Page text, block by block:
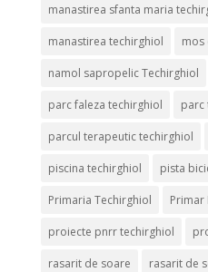
manastirea sfanta maria
manastirea techirghiol mos
namol sapropelic Techirghiol
parc faleza techirghiol parc
parcul terapeutic techirghiol
piscina techirghiol pista
Primaria Techirghiol Primar
proiecte pnrr techirghiol
rasarit de soare rasarit de